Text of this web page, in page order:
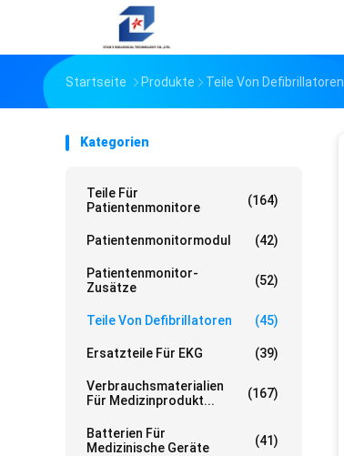
Startseite Produkte Teile Von Defibrillatoren
Kategorien
Teile Für
Patientenmonitore
(164)
Patientenmonitormodul (42)
Patientenmonitor-
Zusätze
(52)
Teile Von Defibrillatoren (45)
Ersatzteile Für EKG (39)
Verbrauchsmaterialien
Für Medizinprodukt...
(167)
Batterien Für
Medizinische Geräte
(41)